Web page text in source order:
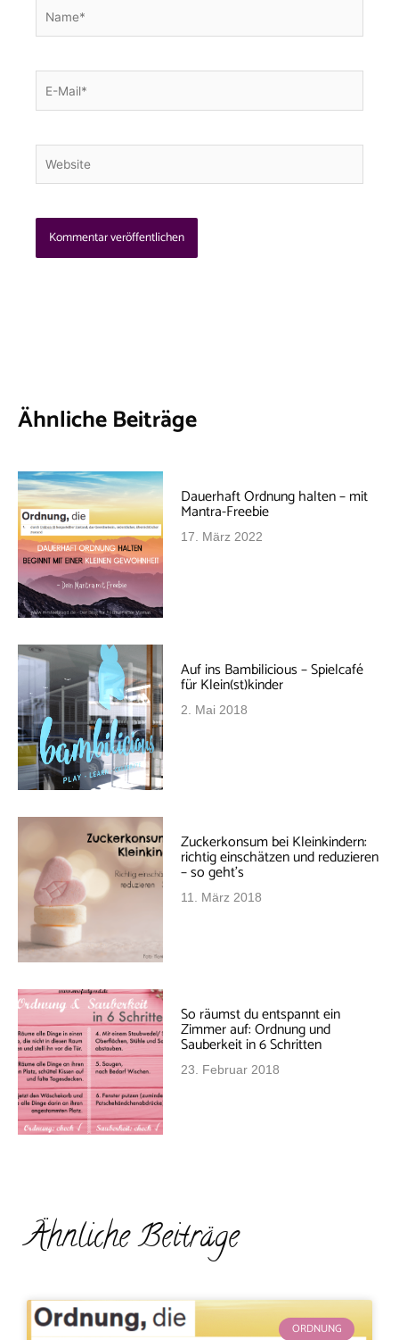
Name*
Mail*
Website
Ähnliche Beiträge
Dauerhaft Ordnung halten – mit
Mantra-Freebie
17. März 2022
Auf ins Bambilicious – Spielcafé
für Klein(st)kinder
2. Mai 2018
Zuckerkonsum bei Kleinkindern:
richtig einschätzen und reduzieren
– so geht’s
11. März 2018
So räumst du entspannt ein
Zimmer auf: Ordnung und
Sauberkeit in 6 Schritten
23. Februar 2018
Ähnliche Beiträge
ORDNUNG